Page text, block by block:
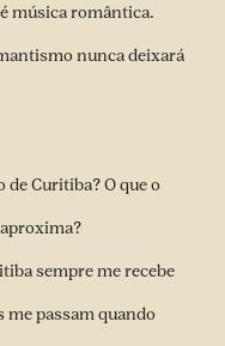
música romântica.
nunca deixará
de Curitiba? O que o
sempre me recebe
me passam quando